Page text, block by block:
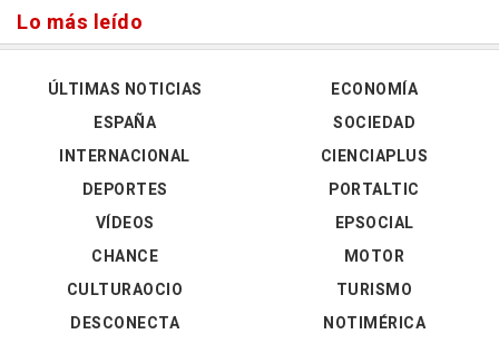
Lo más leído
ÚLTIMAS NOTICIAS
ESPAÑA
INTERNACIONAL
DEPORTES
VÍDEOS
ECONOMÍA
SOCIEDAD
CIENCIAPLUS
PORTALTIC
EPSOCIAL
CHANCE
CULTURAOCIO
DESCONECTA
MOTOR
TURISMO
NOTIMÉRICA